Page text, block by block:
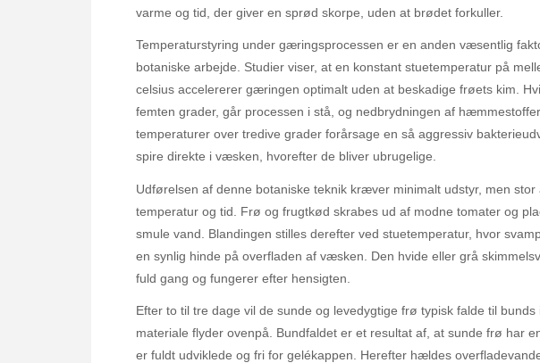
varme og tid, der giver en sprød skorpe, uden at brødet forkuller.
Temperaturstyring under gæringsprocessen er en anden væsentlig
botaniske arbejde. Studier viser, at en konstant stuetemperatur på
celsius accelererer gæringen optimalt uden at beskadige frøets kim.
femten grader, går processen i stå, og nedbrydningen af
temperaturer over tredive grader forårsage en så aggressiv
spire direkte i væsken, hvorefter de bliver ubrugelige.
Udførelsen af denne botaniske teknik kræver minimalt udstyr, men stor
temperatur og tid. Frø og frugtkød skrabes ud af modne tomater og
smule vand. Blandingen stilles derefter ved stuetemperatur, hvor
en synlig hinde på overfladen af væsken. Den hvide eller grå
fuld gang og fungerer efter hensigten.
Efter to til tre dage vil de sunde og levedygtige frø typisk falde til
materiale flyder ovenpå. Bundfaldet er et resultat af, at sunde frø har
er fuldt udviklede og fri for gelékappen. Herefter hældes